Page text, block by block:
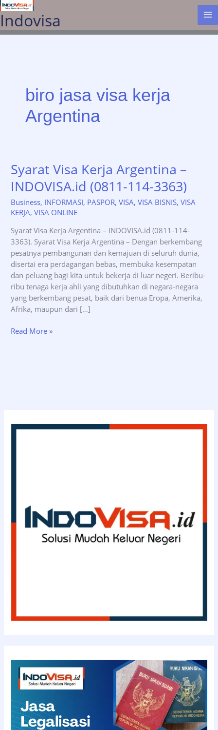
Lewati
ke
konten
Indovisa
biro jasa visa kerja
Argentina
Syarat Visa Kerja Argentina –
INDOVISA.id (0811-114-3363)
Business, INFORMASI, PASPOR,VISA,VISA BISNIS,VISA
KERJA,VISA ONLINE
Syarat Visa Kerja Argentina – INDOVISA.id (0811-114-
3363). Syarat Visa Kerja Argentina – Dengan berkembang
pesatnya pembangunan dan kemajuan di seluruh dunia,
disertai era perdagangan bebas, membuka kesempatan
dan peluang bagi kita untuk bekerja di luar negeri. Beribu-
ribu tenaga kerja ahli yang dibutuhkan di negara-negara
yang berkembang pesat, baik dari benua Eropa, Amerika,
Afrika, maupun dari […]
Syarat
Read More »